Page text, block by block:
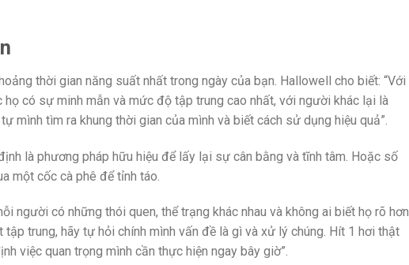
thời gian năng suất nhất trong ngày của bạn. Hallowell cho biết: “Với
có sự minh mẫn và mức độ tập trung cao nhất, với người khác lại là
mình tìm ra khung thời gian của mình và biết cách sử dụng hiệu quả”.
là phương pháp hữu hiệu để lấy lại sự cân bằng và tĩnh tâm. Hoặc số
một cốc cà phê để tỉnh táo.
người có những thói quen, thể trạng khác nhau và không ai biết họ rõ hơn
tập trung, hãy tự hỏi chính mình vấn đề là gì và xử lý chúng. Hít 1 hơi thật
việc quan trọng mình cần thực hiện ngay bây giờ”.